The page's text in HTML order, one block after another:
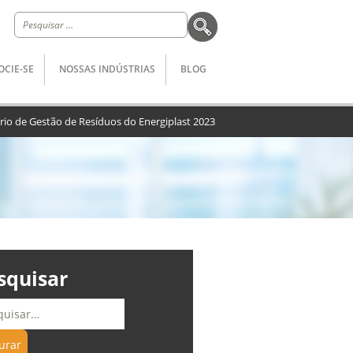
Pesquisar
por:
SE NOSSAS INDÚSTRIAS BLOG
de Gestão de Resíduos do Energiplast 2023